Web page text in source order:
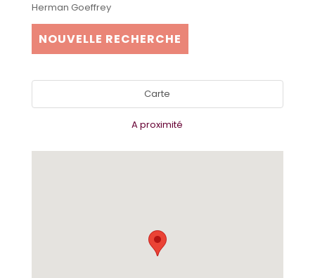
Herman Goeffrey
NOUVELLE RECHERCHE
Carte
A proximité